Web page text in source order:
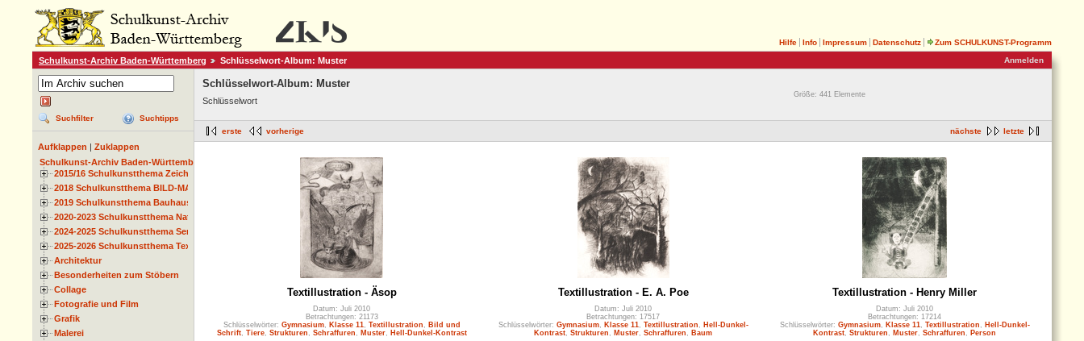
Hilfe Info Impressum Datenschutz
Zum SCHULKUNST-Programm
Anmelden
Schulkunst-Archiv Baden-Württemberg Schlüsselwort-Album: Muster
Suchfilter Suchtipps
Aufklappen
Zuklappen
Schulkunst-Archiv Baden-Württemberg
2015/16 Schulkunstthema Zeichnen
2018 Schulkunstthema BILD-MATERIAL-OBJEKT
2019 Schulkunstthema Bauhaus
2020-2023 Schulkunstthema Natur und Zeit
2024-2025 Schulkunstthema Serie
2025-2026 Schulkunstthema Textil
Architektur
Besonderheiten zum Stöbern
Collage
Fotografie und Film
Grafik
Malerei
Schlüsselwort-Album: Muster
Schlüsselwort
Größe: 441 Elemente
nächste letzte
erste vorherige
Textillustration - Äsop
Datum: Juli 2010
Betrachtungen: 21173
Schlüsselwörter: Gymnasium, Klasse 11 Textillustration
Bild und
Schrift, Tiere, Strukturen Schraffuren Muster, Hell-Dunkel-Kontrast
Textillustration - E. A. Poe
Datum: Juli 2010
Betrachtungen: 17517
Schlüsselwörter: Gymnasium, Klasse 11 Textillustration
Hell-Dunkel-
Kontrast Strukturen Muster Schraffuren Baum
Textillustration - Henry Miller
Datum: Juli 2010
Betrachtungen: 17214
Schlüsselwörter: Gymnasium, Klasse 11 Textillustration
Hell-Dunkel-
Kontrast Strukturen Muster Schraffuren Person